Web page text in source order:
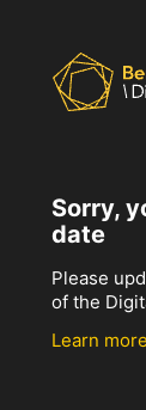
Sorry,
date
Please
of the
Learn more